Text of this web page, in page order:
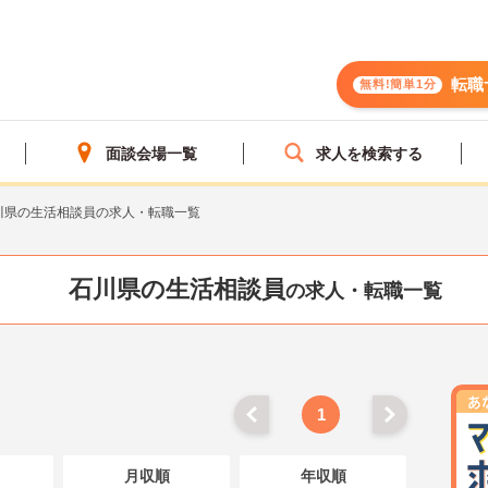
無料!簡単1分 転職
面談会場一覧 求人を検索する
県の生活相談員の求人・転職一覧
石川県の生活相談員の求人・転職一覧
1
月収順 年収順